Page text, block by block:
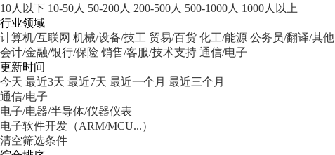
10人以下 10-50人 50-200人 200-500人 500-1000人 1000人以上
行业领域
计算机/互联网 机械/设备/技工 贸易/百货 化工/能源 公务员/翻译/其他
会计/金融/银行/保险 销售/客服/技术支持 通信/电子
更新时间
今天 最近3天 最近7天 最近一个月 最近三个月
通信/电子
电子/电器/半导体/仪器仪表
电子软件开发（ARM/MCU...）
清空筛选条件